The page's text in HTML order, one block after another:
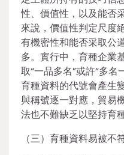
性、價值性，以及能否
來說，價值性判定尺度
有機密性和能否采取公
多。實行中，育種企業
取“一品多名”或許“多
育種資料的代號會產生
與稱號逐一對應，貿易
法也不難缺乏以堅持育
（三）育種資料易被不